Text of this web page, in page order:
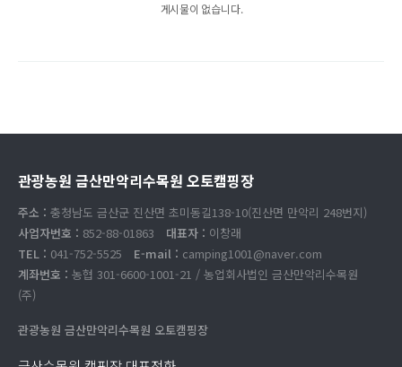
게시물이 없습니다.
관광농원 금산만악리수목원 오토캠핑장
주소 : 충청남도 금산군 진산면 초미동길138-10(진산면 만악리 248번지)
사업자번호 : 852-88-01863 대표자 : 이창래
TEL : 041-752-5525 E-mail : camping1001@naver.com
계좌번호 : 농협 301-6600-1001-21 / 농업회사법인 금산만악리수목원
(주)
관광농원 금산만악리수목원 오토캠핑장